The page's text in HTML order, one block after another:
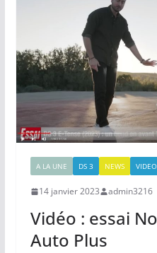
A LA UNE DS 3 NEWS
14 janvier 2023 admin3216
Vidéo : essai
Auto Plus